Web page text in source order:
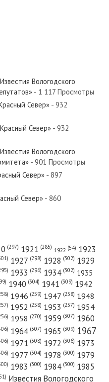
Север»
Север»
Север»
Север»
«Красный Север»
Вологодского
- 1 117 Просмотры
Север» - 932
Север» - 932
Вологодского
- 901 Просмотры
Север» - 897
Север» - 860
(297) 1921 (285) 1922 (54) 1923
1927 (298) 1928 (302) 1929
1933 (296) 1934 (302) 1935
1940 (304) 1941 (309) 1942
1946 (259) 1947 (258) 1948
1952 (258) 1953 (257) 1954
1958 (270) 1959 (307) 1960
1964 (307) 1965 (309) 1967
1971 (308) 1972 (306) 1973
1977 (304) 1978 (300) 1979
1983 (300) 1984 (300) 1985
Известия Вологодского